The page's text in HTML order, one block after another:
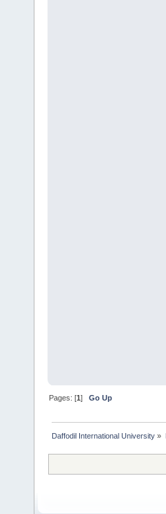
Pages: [1]Go Up
Daffodil International University »